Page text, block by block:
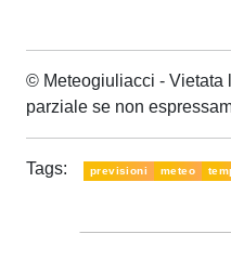
© Meteogiuliacci - Vietata
parziale se non
Tags: previsioni meteo